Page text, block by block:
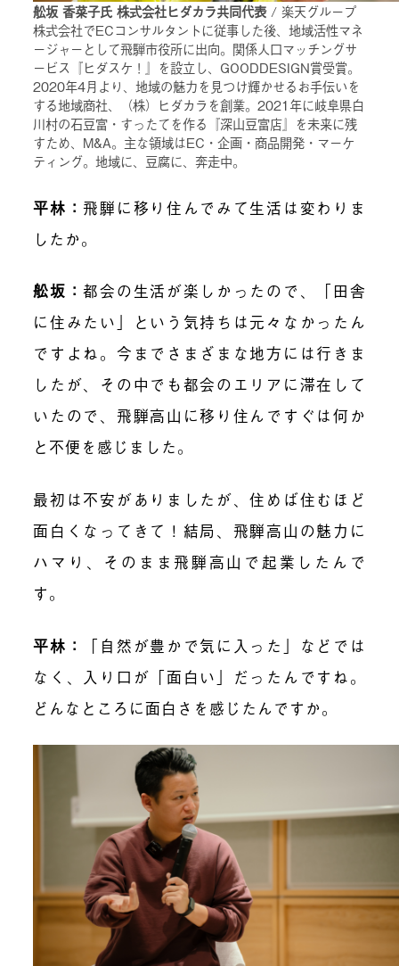
舩坂 香菜子氏 株式会社ヒダカラ共同代表/ 楽天グループ
株式会社でECコンサルタントに従事した後、地域活性マネ
ージャーとして飛騨市役所に出向。関係人口マッチングサ
ービス『ヒダスケ！』を設立し、GOODDESIGN賞受賞。
2020年4月より、地域の魅力を見つけ輝かせるお手伝いを
する地域商社、（株）ヒダカラを創業。2021年に岐阜県白
川村の石豆富・すったてを作る『深山豆富店』を未来に残
すため、M&A。主な領域はEC・企画・商品開発・マーケ
ティング。地域に、豆腐に、奔走中。
平林：飛騨に移り住んでみて生活は変わりま
したか。
舩坂：都会の生活が楽しかったので、「田舎
に住みたい」という気持ちは元々なかったん
ですよね。今までさまざまな地方には行きま
したが、その中でも都会のエリアに滞在して
いたので、飛騨高山に移り住んですぐは何か
と不便を感じました。
最初は不安がありましたが、住めば住むほど
面白くなってきて！結局、飛騨高山の魅力に
ハマり、そのまま飛騨高山で起業したんで
す。
平林： 「 自然が豊かで気に入った」などでは
なく、入り口が「面白い」だったんですね。
どんなところに面白さを感じたんですか。